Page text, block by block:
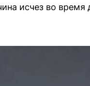
исчез во время